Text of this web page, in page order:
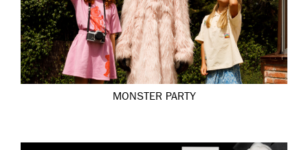
MONSTER PARTY